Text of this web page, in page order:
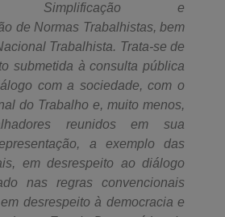
Simplificação e
de Normas Trabalhistas, bem
Trabalhista. Trata-se de
submetida à consulta pública
com a sociedade, com o
do Trabalho e, muito menos,
reunidos em sua
a exemplo das
em desrespeito ao diálogo
nas regras convencionais
desrespeito à democracia e